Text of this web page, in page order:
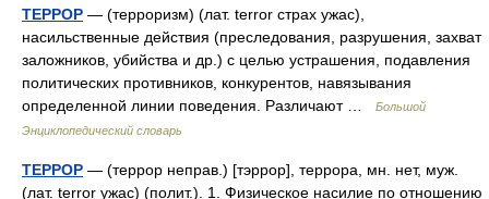
ТЕРРОР — (терроризм) (лат. terror страх ужас),
насильственные действия (преследования, разрушения, захват
заложников, убийства и др.) с целью устрашения, подавления
политических противников, конкурентов, навязывания
определенной линии поведения. Различают …
Большой
Энциклопедический словарь
ТЕРРОР — (террор неправ.) [тэррор], террора, мн. нет, муж.
(лат. terror ужас) (полит.). 1. Физическое насилие по отношению